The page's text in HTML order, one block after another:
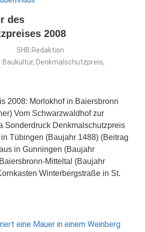
des
2008
SHB Redaktion
Baukultur, Denkmalschutzpreis,
2008: Morlokhof in Baiersbronn
Vom Schwarzwaldhof zur
Sonderdruck Denkmalschutzpreis
Tübingen (Baujahr 1488) (Beitrag
in Gunningen (Baujahr
Mitteltal (Baujahr
Winterbergstraße in St.